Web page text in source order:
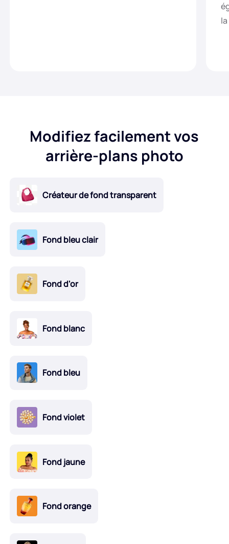
Modifiez facilement vos
arrière-plans photo
Créateur de fond transparent
Fond bleu clair
Fond d'or
Fond blanc
Fond bleu
Fond violet
Fond jaune
Fond orange